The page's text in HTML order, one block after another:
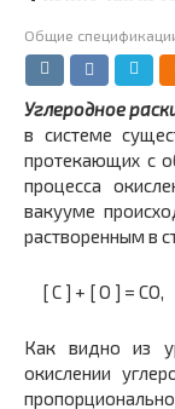
Общие
Углеродное
в системе
протекающих с
процесса
вакууме
растворенным в
[ С ] + [ О ] =
Как видно из
окислении